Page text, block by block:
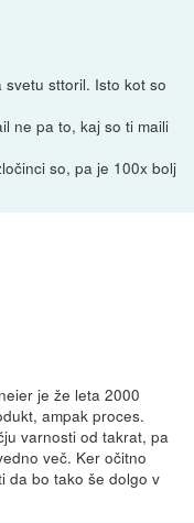
sttoril. Isto kot so
ne pa to, kaj so ti maili
so, pa je 100x bolj
je že leta 2000
ampak proces.
varnosti od takrat, pa
več. Ker očitno
da bo tako še dolgo v